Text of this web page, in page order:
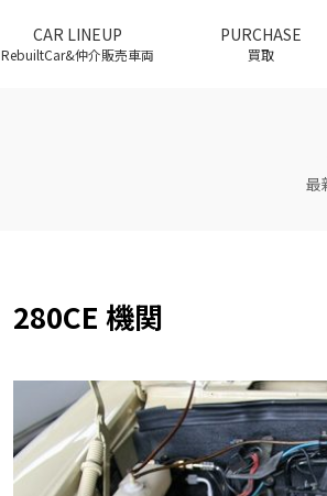
CAR LINEUP
RebuiltCar&仲介販売車両
PURCHASE
買取
最
280CE 機関